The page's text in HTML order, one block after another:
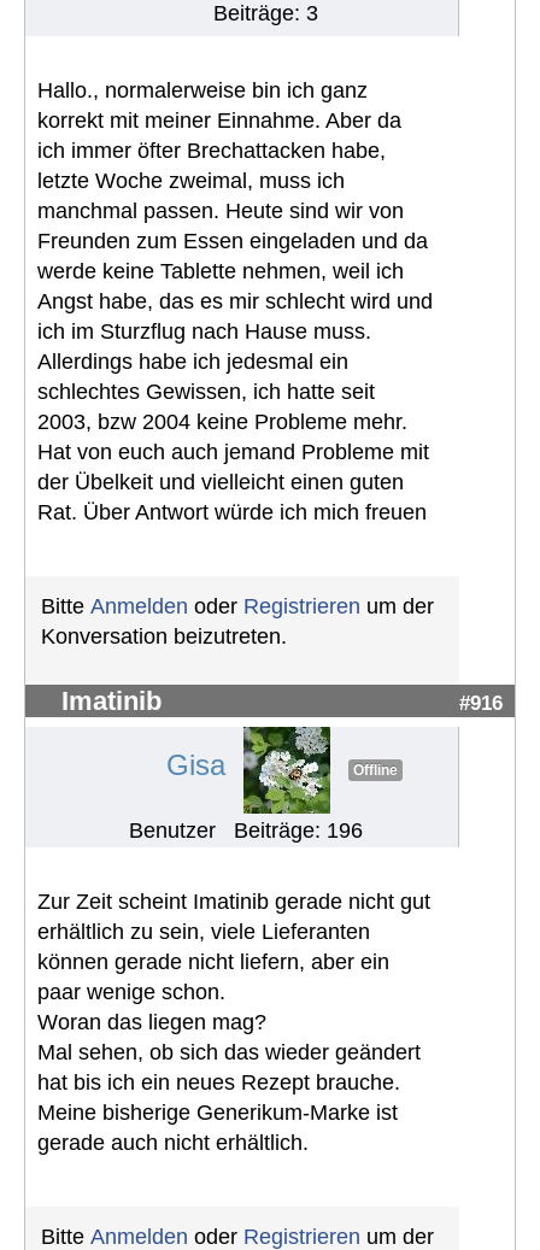
Beiträge: 3
Hallo., normalerweise bin ich ganz
korrekt mit meiner Einnahme. Aber da
ich immer öfter Brechattacken habe,
letzte Woche zweimal, muss ich
manchmal passen. Heute sind wir von
Freunden zum Essen eingeladen und da
werde keine Tablette nehmen, weil ich
Angst habe, das es mir schlecht wird und
ich im Sturzflug nach Hause muss.
Allerdings habe ich jedesmal ein
schlechtes Gewissen, ich hatte seit
2003, bzw 2004 keine Probleme mehr.
Hat von euch auch jemand Probleme mit
der Übelkeit und vielleicht einen guten
Rat. Über Antwort würde ich mich freuen
Bitte Anmelden oder Registrieren um der
Konversation beizutreten.
Imatinib #916
Gisa Offline
Benutzer Beiträge: 196
Zur Zeit scheint Imatinib gerade nicht gut
erhältlich zu sein, viele Lieferanten
können gerade nicht liefern, aber ein
paar wenige schon.
Woran das liegen mag?
Mal sehen, ob sich das wieder geändert
hat bis ich ein neues Rezept brauche.
Meine bisherige Generikum-Marke ist
gerade auch nicht erhältlich.
Bitte Anmelden oder Registrieren um der